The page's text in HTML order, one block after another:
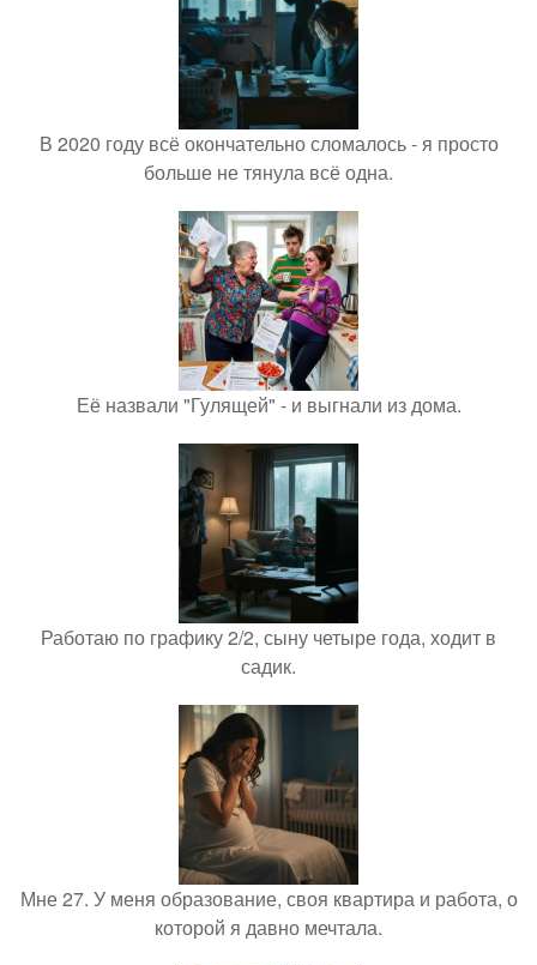
В 2020 году всё окончательно сломалось - я просто
больше не тянула всё одна.
Её назвали "Гулящей" - и выгнали из дома.
Работаю по графику 2/2, сыну четыре года, ходит в
садик.
Мне 27. У меня образование, своя квартира и работа, о
которой я давно мечтала.